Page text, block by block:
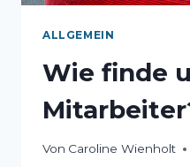
ALLGEMEIN
Wie finde
Von Caroline Wienholt